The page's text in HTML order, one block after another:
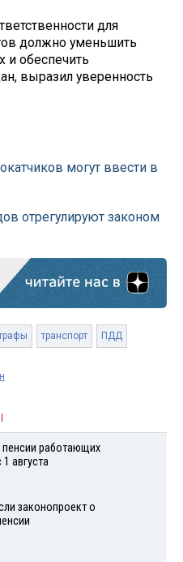
для
должно уменьшить
и обеспечить
выразил уверенность
могут ввести в
отрегулируют законом
транспорт ПДД
пенсии работающих
августа
законопроект о